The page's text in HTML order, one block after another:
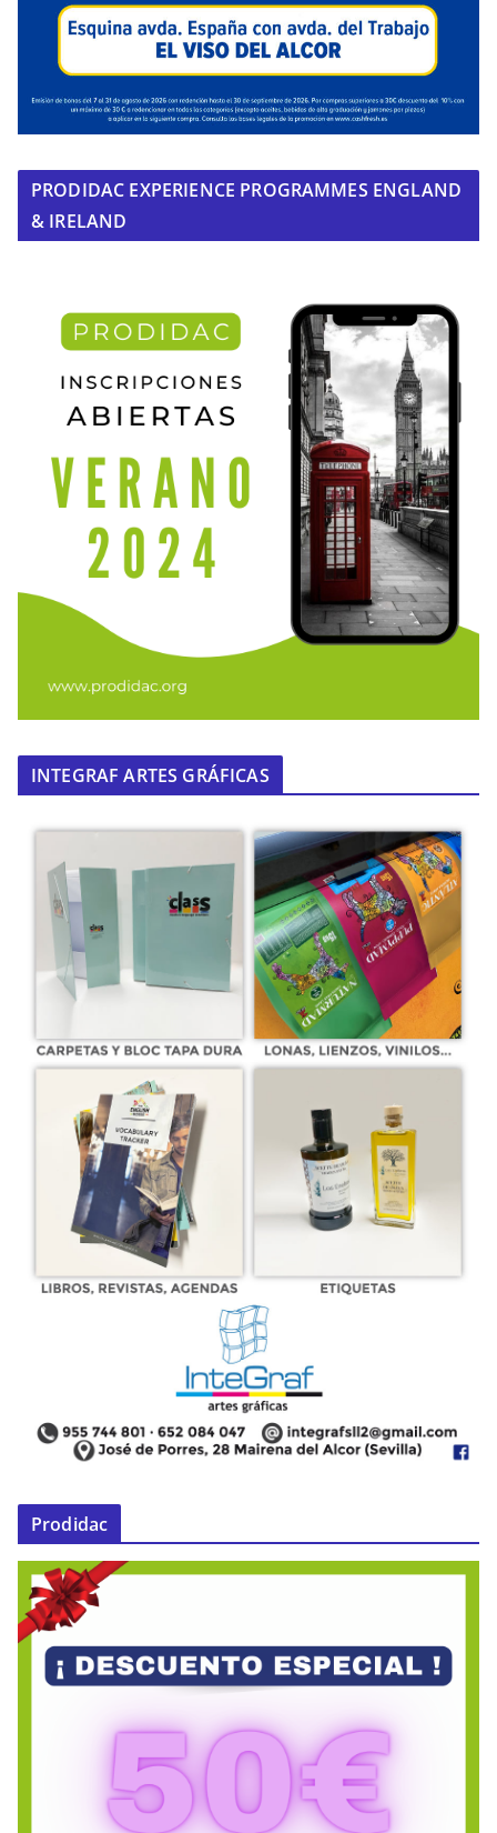
PRODIDAC EXPERIENCE PROGRAMMES ENGLAND
& IRELAND
INTEGRAF ARTES GRÁFICAS
Prodidac